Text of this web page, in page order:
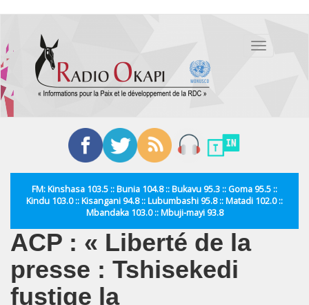
contenu
principal
Toggle
FM: Kinshasa 103.5 :: Bunia 104.8 :: Bukavu 95.3 :: Goma 95.5 ::
Kindu 103.0 :: Kisangani 94.8 :: Lubumbashi 95.8 :: Matadi 102.0 ::
Mbandaka 103.0 :: Mbuji-mayi 93.8
ACP : « Liberté de la
presse : Tshisekedi
fustige la